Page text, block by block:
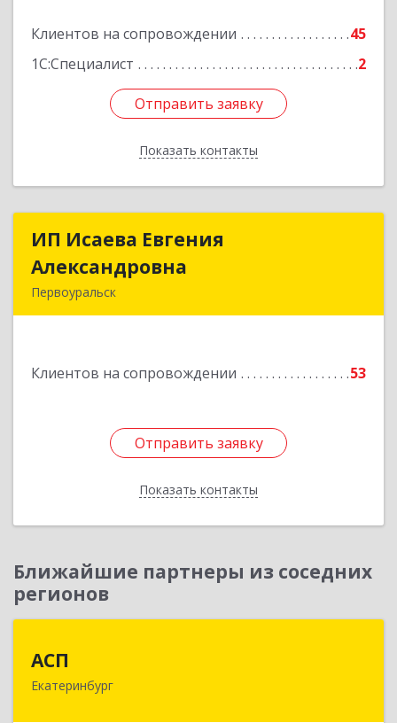
Клиентов на сопровождении
45
1С:Специалист
2
Отправить заявку
Показать контакты
Подробнее
Отправить заявку
Назад
ИП Исаева Евгения
Александровна
Первоуральск
Клиентов на сопровождении 53
Отправить заявку
Показать контакты
ИП Исаева Евгения
Отправить заявку
Назад
Ближайшие партнеры из соседних
регионов
АСП
Екатеринбург
620075, Свердловская обл, Екатеринбург г,